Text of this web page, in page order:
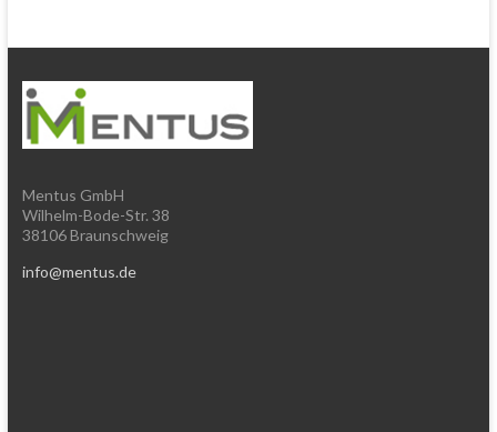
Mentus GmbH
Wilhelm-Bode-Str. 38
38106 Braunschweig
info@mentus.de